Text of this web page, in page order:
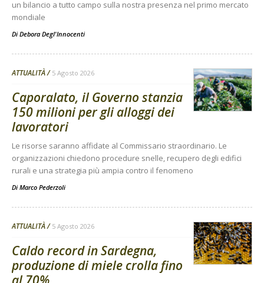
un bilancio a tutto campo sulla nostra presenza nel primo mercato
mondiale
Di Debora Degl'Innocenti
ATTUALITÀ 5 Agosto 2026
Caporalato, il Governo stanzia
150 milioni per gli alloggi dei
lavoratori
Le risorse saranno affidate al Commissario straordinario. Le
organizzazioni chiedono procedure snelle, recupero degli edifici
rurali e una strategia più ampia contro il fenomeno
Di Marco Pederzoli
ATTUALITÀ 5 Agosto 2026
Caldo record in Sardegna,
produzione di miele crolla fino